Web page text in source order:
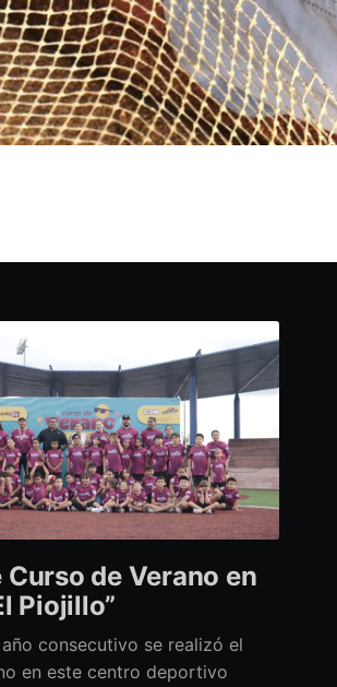
de Verano en
Piojillo”
año consecutivo se realizó el
en este centro deportivo